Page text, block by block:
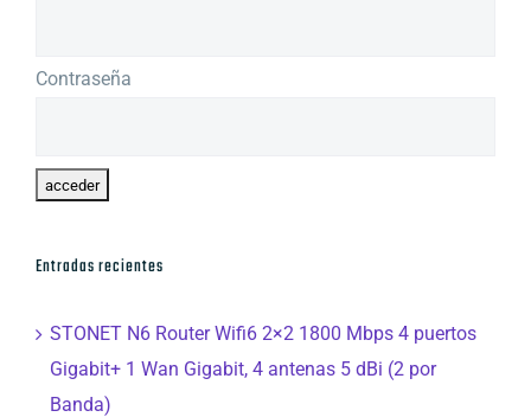
Contraseña
Entradas recientes
STONET N6 Router Wifi6 2×2 1800 Mbps 4 puertos
Gigabit+ 1 Wan Gigabit, 4 antenas 5 dBi (2 por
Banda)